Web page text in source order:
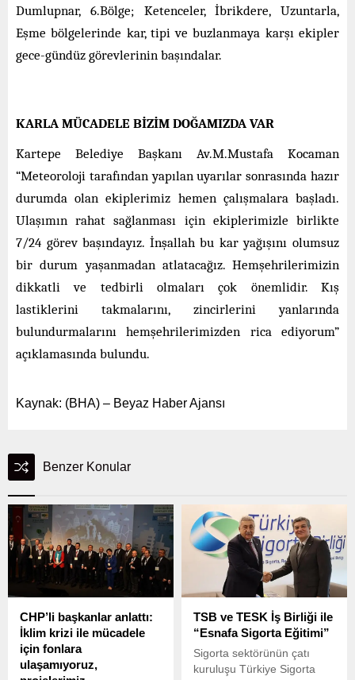
Dumlupnar, 6.Bölge; Ketenceler, İbrikdere, Uzuntarla,
Eşme bölgelerinde kar, tipi ve buzlanmaya karşı ekipler
gece-gündüz görevlerinin başındalar.
KARLA MÜCADELE BİZİM DOĞAMIZDA VAR
Kartepe Belediye Başkanı Av.M.Mustafa Kocaman
“Meteoroloji tarafından yapılan uyarılar sonrasında hazır
durumda olan ekiplerimiz hemen çalışmalara başladı.
Ulaşımın rahat sağlanması için ekiplerimizle birlikte
7/24 görev başındayız. İnşallah bu kar yağışını olumsuz
bir durum yaşanmadan atlatacağız. Hemşehrilerimizin
dikkatli ve tedbirli olmaları çok önemlidir. Kış
lastiklerini takmalarını, zincirlerini yanlarında
bulundurmalarını hemşehrilerimizden rica ediyorum”
açıklamasında bulundu.
Kaynak: (BHA) – Beyaz Haber Ajansı
Benzer Konular
CHP’li başkanlar anlattı:
İklim krizi ile mücadele
için fonlara
ulaşamıyoruz,
TSB ve TESK İş Birliği ile
“Esnafa Sigorta Eğitimi”
Sigorta sektörünün çatı
kuruluşu Türkiye Sigorta